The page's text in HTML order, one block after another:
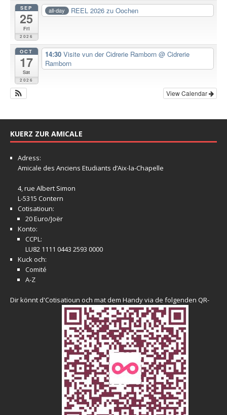
SEP
25
Fri
2026
all-day REEL 2026 zu Oochen
OCT
17
Sat
2026
14:30 Visite vun der Cidrerie Ramborn @ Cidrerie
Ramborn
View Calendar
KUERZ ZUR AMICALE
Adress:
Amicale des Anciens Etudiants d’Aix-la-Chapelle
4, rue Albert Simon
L-5315 Contern
Cotisatioun:
20 Euro/Joër
Konto:
CCPL:
LU82 1111 0443 2593 0000
Kuck och:
Comité
A-Z
Dir könnt d'Cotisatioun och mat dem Handy via de folgenden QR-